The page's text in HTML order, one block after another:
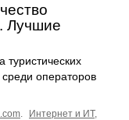
Лучшие
туристических
операторов
. Интернет и ИТ,